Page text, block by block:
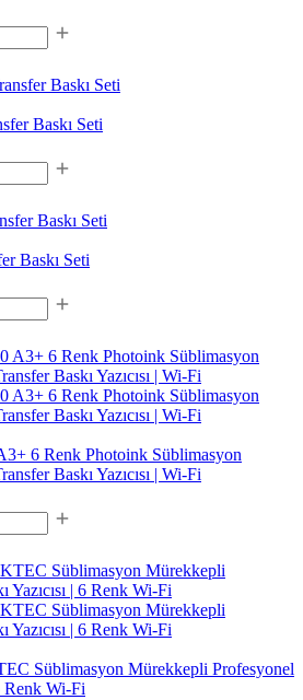
Baskı Seti
Baskı Seti
6 Renk Photoink Süblimasyon
Baskı Yazıcısı | Wi-Fi
Süblimasyon Mürekkepli Profesyonel
Renk Wi-Fi